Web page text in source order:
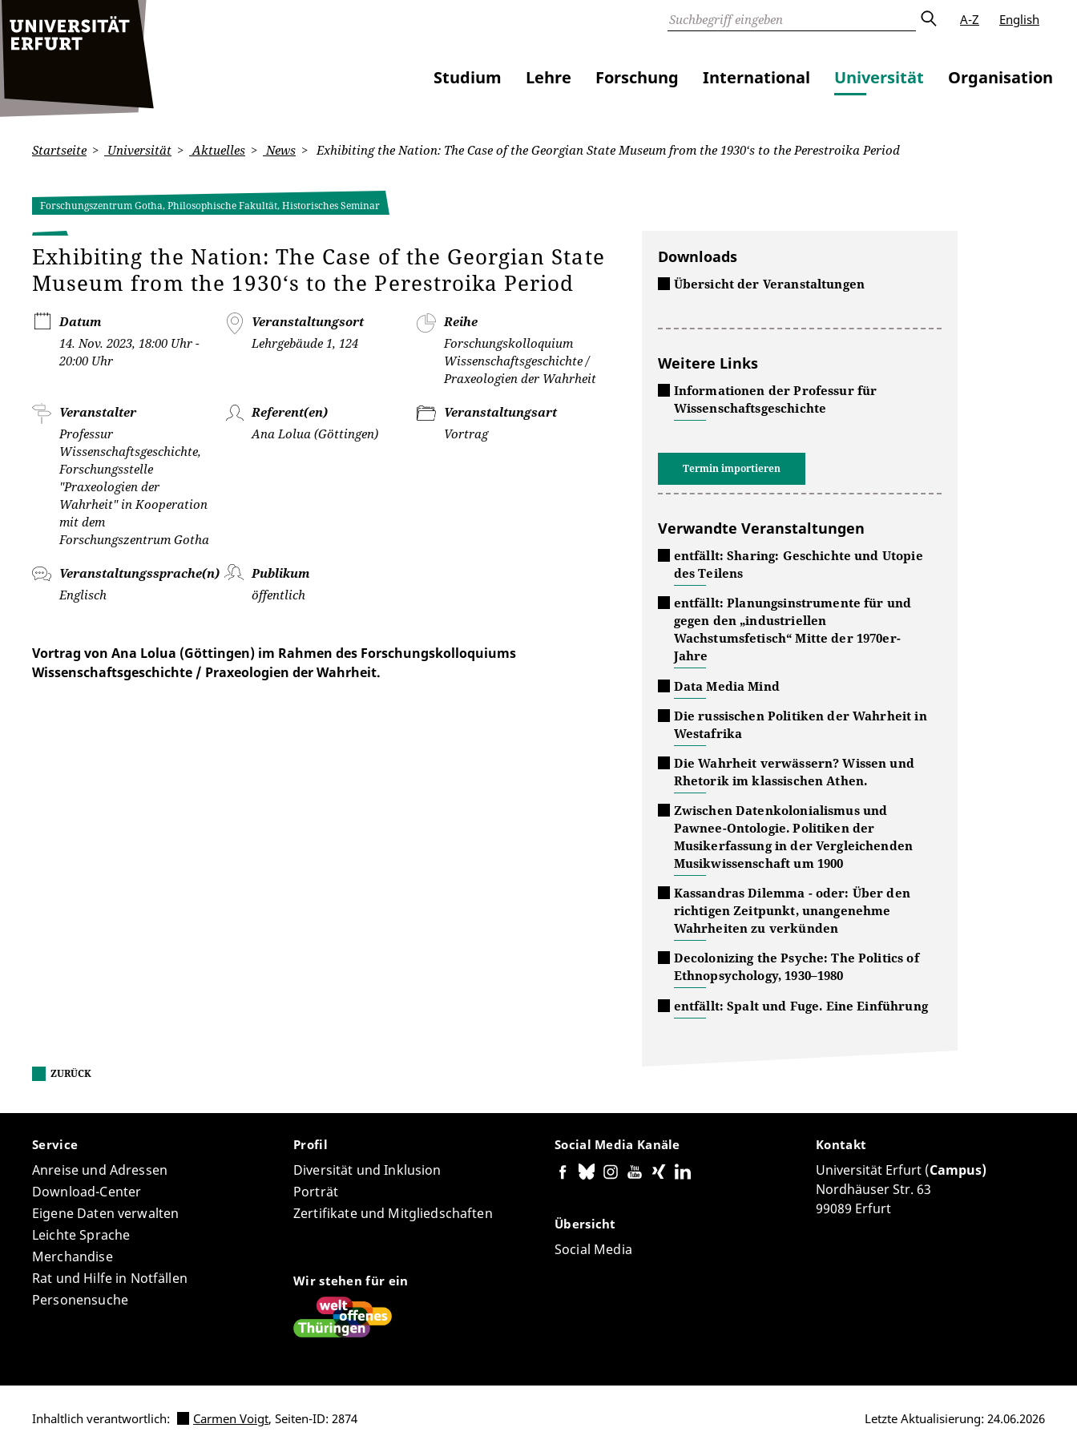
A-Z English
Studium Lehre Forschung International Universität Organisation
Startseite Universität Aktuelles News Exhibiting the Nation: The Case of the Georgian State Museum from the 1930‘s to the Perestroika Period
Forschungszentrum Gotha, Philosophische Fakultät, Historisches Seminar
Exhibiting the Nation: The Case of the Georgian State
Museum from the 1930‘s to the Perestroika Period
Datum
14. Nov. 2023, 18:00 Uhr -
20:00 Uhr
Veranstaltungsort
Lehrgebäude 1, 124
Reihe
Forschungskolloquium
Wissenschaftsgeschichte /
Praxeologien der Wahrheit
Veranstalter
Professur
Wissenschaftsgeschichte,
Forschungsstelle
"Praxeologien der
Wahrheit" in Kooperation
mit dem
Forschungszentrum Gotha
Referent(en)
Ana Lolua (Göttingen)
Veranstaltungsart
Vortrag
Veranstaltungssprache(n)
Englisch
Publikum
öffentlich
Vortrag von Ana Lolua (Göttingen) im Rahmen des Forschungskolloquiums
Wissenschaftsgeschichte / Praxeologien der Wahrheit.
Downloads
Übersicht der Veranstaltungen
Weitere Links
Informationen der Professur für
Wissenschaftsgeschichte
Termin importieren
Verwandte Veranstaltungen
entfällt: Sharing: Geschichte und Utopie
des Teilens
entfällt: Planungsinstrumente für und
gegen den „industriellen
Wachstumsfetisch“ Mitte der 1970er-
Jahre
Data Media Mind
Die russischen Politiken der Wahrheit in
Westafrika
Die Wahrheit verwässern? Wissen und
Rhetorik im klassischen Athen.
Zwischen Datenkolonialismus und
Pawnee-Ontologie. Politiken der
Musikerfassung in der Vergleichenden
Musikwissenschaft um 1900
Kassandras Dilemma - oder: Über den
richtigen Zeitpunkt, unangenehme
Wahrheiten zu verkünden
Decolonizing the Psyche: The Politics of
Ethnopsychology, 1930–1980
entfällt: Spalt und Fuge. Eine Einführung
ZURÜCK
Service
Anreise und Adressen
Download-Center
Eigene Daten verwalten
Leichte Sprache
Merchandise
Rat und Hilfe in Notfällen
Personensuche
Profil
Diversität und Inklusion
Porträt
Zertifikate und Mitgliedschaften
Wir stehen für ein
Social Media Kanäle
Übersicht
Social Media
Kontakt
Universität Erfurt (Campus)
Nordhäuser Str. 63
99089 Erfurt
Inhaltlich verantwortlich: Carmen Voigt, Seiten-ID: 2874 Letzte Aktualisierung: 24.06.2026